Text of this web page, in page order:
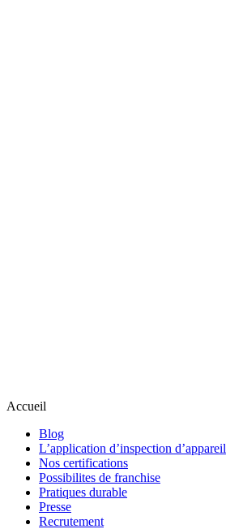
Accueil
Blog
L’application d’inspection d’appareil
Nos certifications
Possibilites de franchise
Pratiques durable
Presse
Recrutement